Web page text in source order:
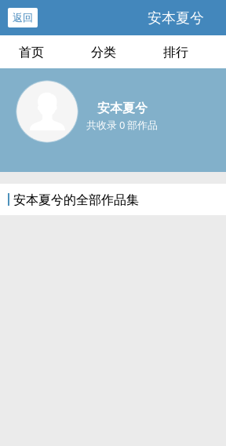
返回 安本夏兮
首页 分类 排行
安本夏兮
共收录 0 部作品
安本夏兮的全部作品集